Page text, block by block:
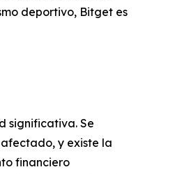
deportivo, Bitget es
significativa. Se
y existe la
financiero